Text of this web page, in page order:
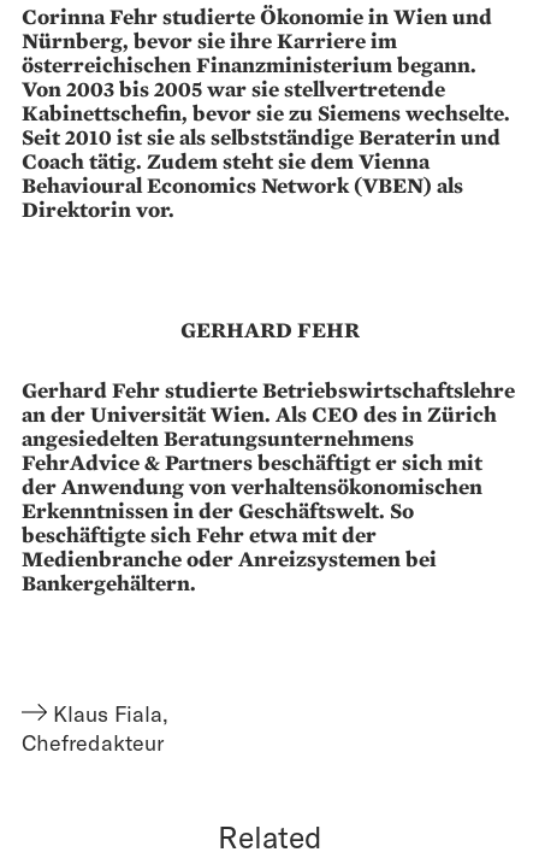
Corinna Fehr studierte Ökonomie in Wien und
Nürnberg, bevor sie ihre Karriere im
österreichischen Finanzministerium begann.
Von 2003 bis 2005 war sie stellvertretende
Kabinettschefin, bevor sie zu Siemens wechselte.
Seit 2010 ist sie als selbstständige Beraterin und
Coach tätig. Zudem steht sie dem Vienna
Behavioural Economics Network (VBEN) als
Direktorin vor.
GERHARD FEHR
Gerhard Fehr studierte Betriebswirtschaftslehre
an der Universität Wien. Als CEO des in Zürich
angesiedelten Beratungsunternehmens
FehrAdvice & Partners beschäftigt er sich mit
der Anwendung von verhaltensökonomischen
Erkenntnissen in der Geschäftswelt. So
beschäftigte sich Fehr etwa mit der
Medienbranche oder Anreizsystemen bei
Bankergehältern.
Klaus Fiala,
Chefredakteur
Related